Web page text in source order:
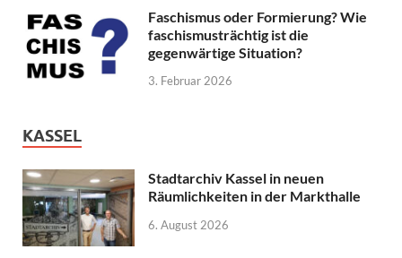
Faschismus oder Formierung? Wie
faschismusträchtig ist die
gegenwärtige Situation?
3. Februar 2026
KASSEL
Stadtarchiv Kassel in neuen
Räumlichkeiten in der Markthalle
6. August 2026